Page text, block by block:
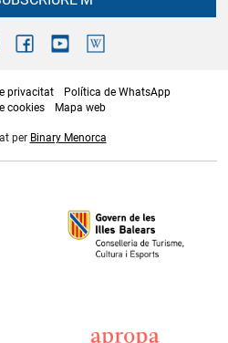
privacitat
Política de WhatsApp
cookies
Mapa web
per Binary Menorca